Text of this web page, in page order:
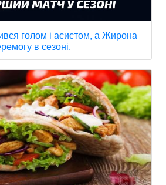
голом і асистом, а Жирона
в сезоні.